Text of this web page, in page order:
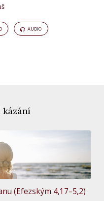
AUDIO
kázání
(Efezským 4,17–5,2)